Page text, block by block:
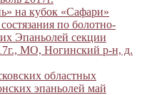
на кубок «Сафари»
по болотно-
Эпаньолей секции
МО, Ногинский р-н, д.
областных
эпаньолей май